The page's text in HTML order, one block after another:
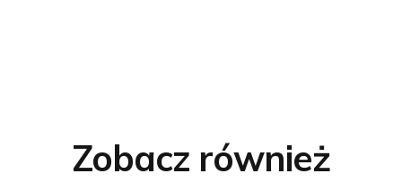
Zobacz również